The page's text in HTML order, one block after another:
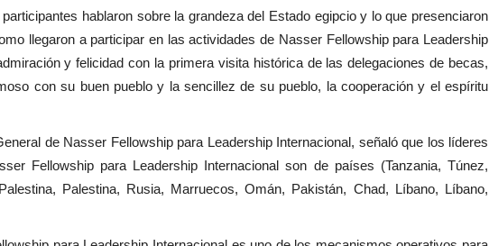
hablaron sobre la grandeza del Estado egipcio y lo que presenciaron
llegaron a participar en las actividades de Nasser Fellowship para Leadership
y felicidad con la primera visita histórica de las delegaciones de becas,
con su buen pueblo y la sencillez de su pueblo, la cooperación y el espíritu
de Nasser Fellowship para Leadership Internacional, señaló que los líderes
Fellowship para Leadership Internacional son de países (Tanzania, Túnez,
Palestina, Rusia, Marruecos, Omán, Pakistán, Chad, Líbano, Líbano,